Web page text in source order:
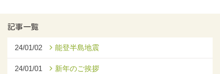
記事一覧
24/01/02 能登半島地震
24/01/01 新年のご挨拶